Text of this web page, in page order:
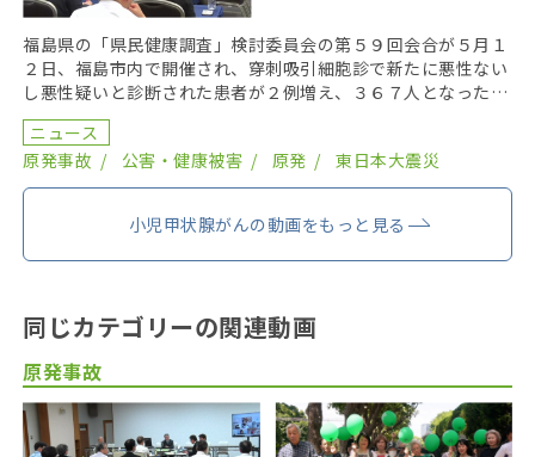
福島県の「県民健康調査」検討委員会の第５９回会合が５月１
２日、福島市内で開催され、穿刺吸引細胞診で新たに悪性ない
し悪性疑いと診断された患者が２例増え、３６７人となった。
２０１９年までにがん登録で把握された集計外の患者４７ […]
ニュース
原発事故
公害・健康被害 原発 東日本大震災
小児甲状腺がんの動画をもっと見る
同じカテゴリーの関連動画
原発事故